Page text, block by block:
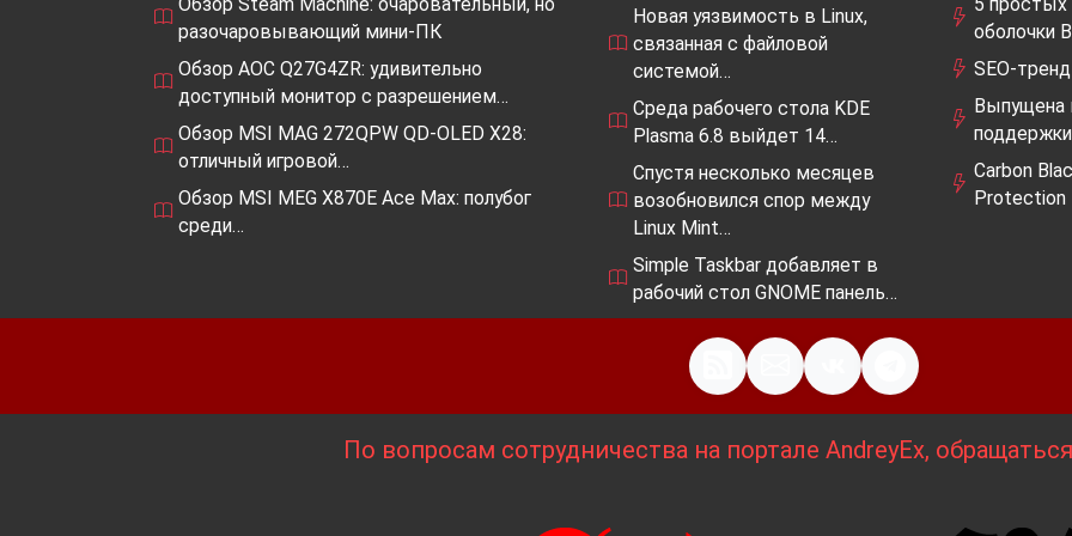
разочаровывающий мини-ПК
Обзор AOC Q27G4ZR: удивительно
доступный монитор с разрешением…
Обзор MSI MAG 272QPW QD-OLED X28:
отличный игровой…
Обзор MSI MEG X870E Ace Max: полубог
среди…
Новая уязвимость в Linux,
связанная с файловой
системой…
Среда рабочего стола KDE
Plasma 6.8 выйдет 14…
Спустя несколько месяцев
возобновился спор между
Linux Mint…
Simple Taskbar добавляет в
рабочий стол GNOME панель…
оболочки
SEO-
Выпущена
Carbon
Protection
По вопросам сотрудничества на портале AndreyEx,